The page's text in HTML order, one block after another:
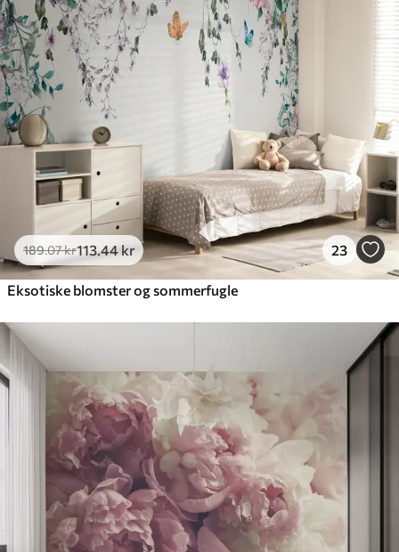
189.07kr113.44 kr 23
Eksotiske blomster og sommerfugle